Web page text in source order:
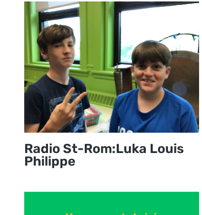
Radio St-Rom:Luka Louis
Philippe